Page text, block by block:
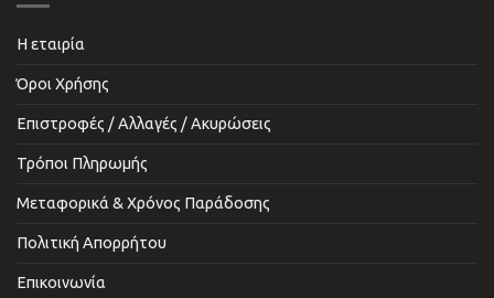
Η εταιρία
Όροι Χρήσης
Επιστροφές / Αλλαγές / Ακυρώσεις
Τρόποι Πληρωμής
Μεταφορικά & Χρόνος Παράδοσης
Πολιτική Απορρήτου
Επικοινωνία